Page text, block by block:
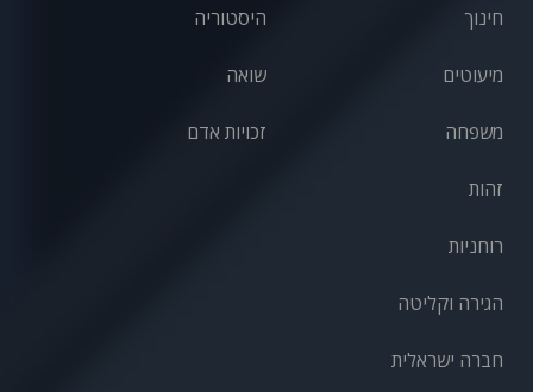
חינוך
מיעוטים
משפחה
היסטוריה
שואה
זכויות אדם
זהות
רוחניות
הגירה וקליטה
חברה ישראלית